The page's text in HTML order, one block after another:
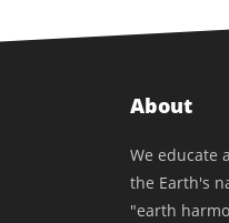
About
We educate
the Earth's
"earth